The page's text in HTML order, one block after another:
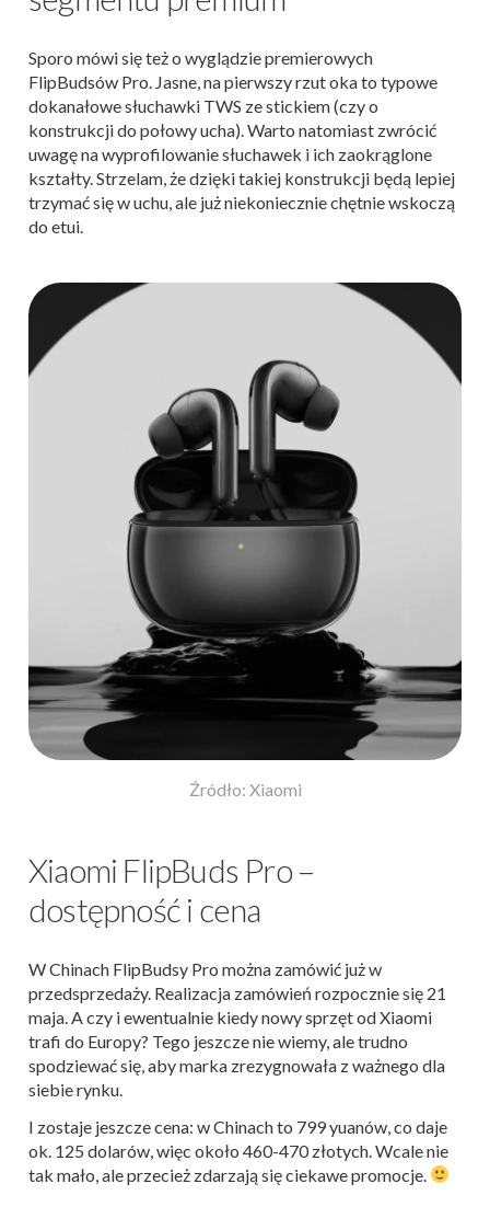
Sporo mówi się też o wyglądzie premierowych
FlipBudsów Pro. Jasne, na pierwszy rzut oka to typowe
dokanałowe słuchawki TWS ze stickiem (czy o
konstrukcji do połowy ucha). Warto natomiast zwrócić
uwagę na wyprofilowanie słuchawek i ich zaokrąglone
kształty. Strzelam, że dzięki takiej konstrukcji będą lepiej
trzymać się w uchu, ale już niekoniecznie chętnie wskoczą
do etui.
Źródło: Xiaomi
Xiaomi FlipBuds Pro –
dostępność i cena
W Chinach FlipBudsy Pro można zamówić już w
przedsprzedaży. Realizacja zamówień rozpocznie się 21
maja. A czy i ewentualnie kiedy nowy sprzęt od Xiaomi
trafi do Europy? Tego jeszcze nie wiemy, ale trudno
spodziewać się, aby marka zrezygnowała z ważnego dla
siebie rynku.
I zostaje jeszcze cena: w Chinach to 799 yuanów, co daje
ok. 125 dolarów, więc około 460-470 złotych. Wcale nie
tak mało, ale przecież zdarzają się ciekawe promocje.